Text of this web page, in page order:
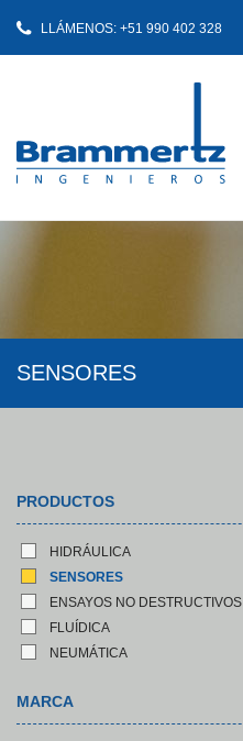
LLÁMENOS: +51 990 402 328
SENSORES
PRODUCTOS
HIDRÁULICA
SENSORES
ENSAYOS NO DESTRUCTIVOS
FLUÍDICA
NEUMÁTICA
MARCA